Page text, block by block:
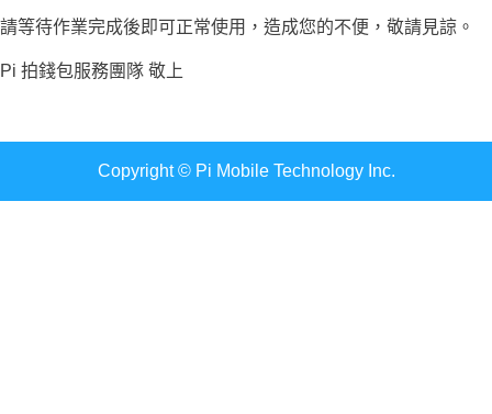
請等待作業完成後即可正常使用，造成您的不便，敬請見諒。
Pi 拍錢包服務團隊 敬上
Copyright © Pi Mobile Technology Inc.